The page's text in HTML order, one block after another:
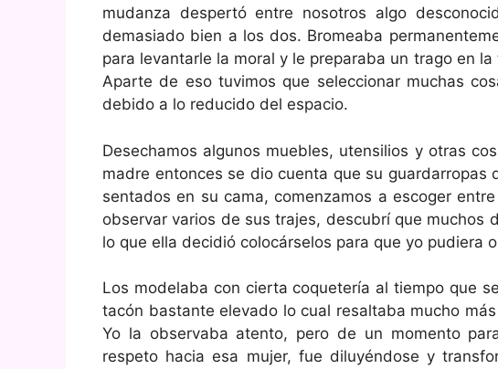
mudanza despertó entre nosotros algo
demasiado bien a los dos. Bromeaba
para levantarle la moral y le preparaba un trago en
Aparte de eso tuvimos que seleccionar muchas
debido a lo reducido del espacio.
Desechamos algunos muebles, utensilios y otras
madre entonces se dio cuenta que su
sentados en su cama, comenzamos a escoger
observar varios de sus trajes, descubrí que muchos
lo que ella decidió colocárselos para que yo pudiera
Los modelaba con cierta coquetería al tiempo que
tacón bastante elevado lo cual resaltaba mucho
Yo la observaba atento, pero de un momento
respeto hacia esa mujer, fue diluyéndose y